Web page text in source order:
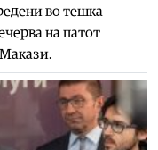
во тешка
на патот
Макази.